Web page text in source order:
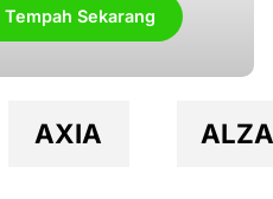
Tempah Sekarang
AXIA ALZA